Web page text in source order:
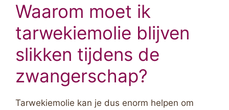
Waarom moet ik
tarwekiemolie blijven
slikken tijdens de
zwangerschap?
Tarwekiemolie kan je dus enorm helpen om